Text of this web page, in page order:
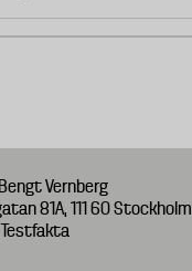
Bengt Vernberg
81A, 111 60 Stockholm